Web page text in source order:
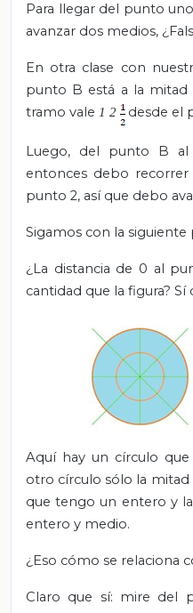
Para llegar del punto
avanzar dos medios,
En otra clase con
punto B está a la mitad
tramo vale 1 2 desde el
Luego, del punto B
entonces debo
punto 2, así que debo
Sigamos con la siguiente
¿La distancia de 0 al
cantidad que la figura? Sí
Aquí hay un círculo
otro círculo sólo la mitad
que tengo un entero y
entero y medio.
¿Eso cómo se relaciona
Claro que sí: mire del